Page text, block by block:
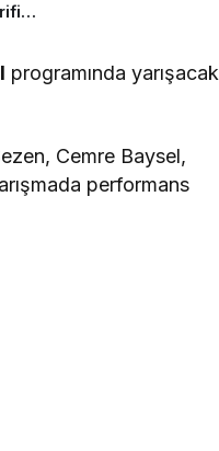
programında yarışacak
Cemre Baysel,
performans